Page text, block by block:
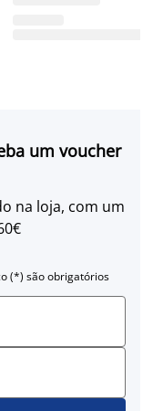
um voucher
na loja, com um
(*) são obrigatórios